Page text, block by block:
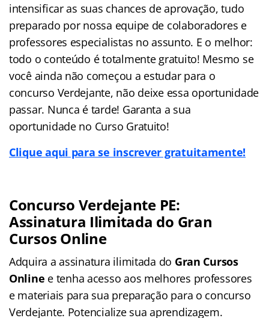
intensificar as suas chances de aprovação, tudo
preparado por nossa equipe de colaboradores e
professores especialistas no assunto. E o melhor:
todo o conteúdo é totalmente gratuito! Mesmo se
você ainda não começou a estudar para o
concurso Verdejante, não deixe essa oportunidade
passar. Nunca é tarde! Garanta a sua
oportunidade no Curso Gratuito!
Clique aqui para se inscrever gratuitamente!
Concurso Verdejante PE:
Assinatura Ilimitada do Gran
Cursos Online
Adquira a assinatura ilimitada do Gran Cursos
Online e tenha acesso aos melhores professores
e materiais para sua preparação para o concurso
Verdejante. Potencialize sua aprendizagem.